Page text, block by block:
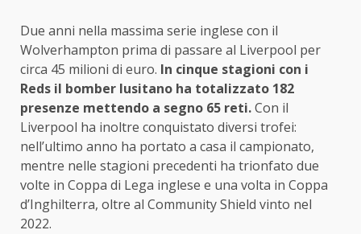
Due anni nella massima serie inglese con il
Wolverhampton prima di passare al Liverpool per
circa 45 milioni di euro. In cinque stagioni con i
Reds il bomber lusitano ha totalizzato 182
presenze mettendo a segno 65 reti.Con il
Liverpool ha inoltre conquistato diversi trofei:
nell’ultimo anno ha portato a casa il campionato,
mentre nelle stagioni precedenti ha trionfato due
volte in Coppa di Lega inglese e una volta in Coppa
d’Inghilterra, oltre al Community Shield vinto nel
2022.